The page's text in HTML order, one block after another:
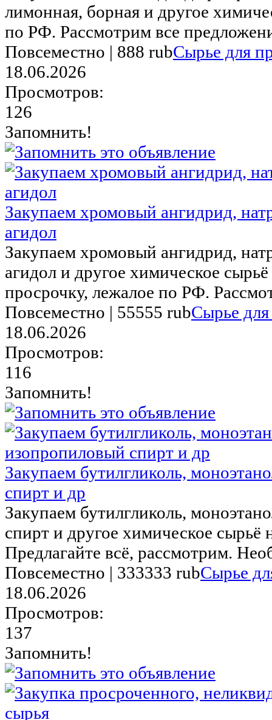
лимонная, борная и другое
по РФ. Рассмотрим все
Повсеместно | 888 rubСырье для
18.06.2026
Просмотров:
126
Запомнить!
Закупаем хромовый ангидрид,
агидол
Закупаем хромовый ангидрид,
агидол и другое химическое
просрочку, лежалое по РФ.
Повсеместно | 55555 rubСырье для
18.06.2026
Просмотров:
116
Запомнить!
Закупаем бутилгликоль,
спирт и др
Закупаем бутилгликоль,
спирт и другое химическое
Предлагайте всё, рассмотрим.
Повсеместно | 333333 rubСырье
18.06.2026
Просмотров:
137
Запомнить!